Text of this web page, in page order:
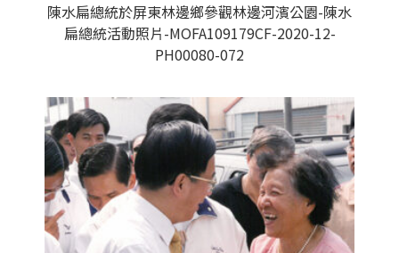
陳水扁總統於屏東林邊鄉參觀林邊河濱公園-陳水
扁總統活動照片-MOFA109179CF-2020-12-
PH00080-072